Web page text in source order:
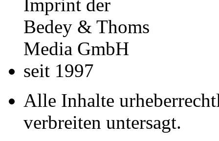
Imprint der
Bedey & Thoms
Media GmbH
seit 1997
Alle Inhalte
verbreiten untersagt.